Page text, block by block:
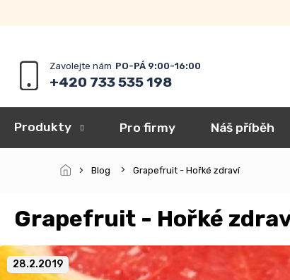
+420 733 535 198
Produkty Pro firmy Náš příběh
Blog Grapefruit - Hořké zdraví
Grapefruit - Hořké
28.2.2019